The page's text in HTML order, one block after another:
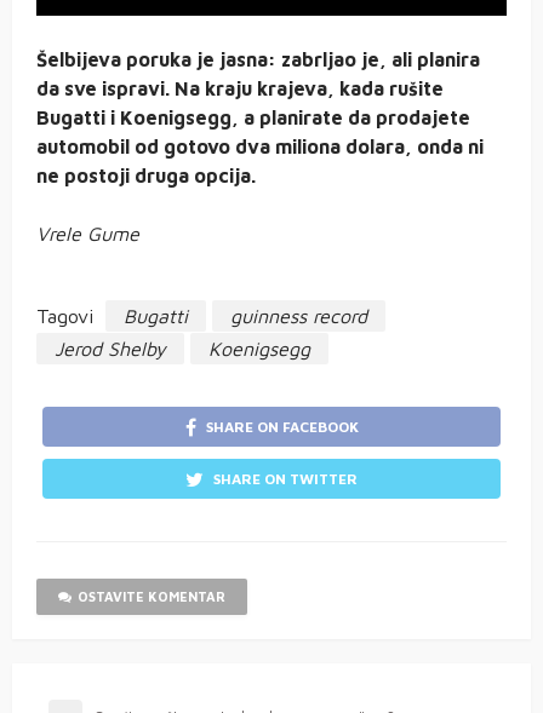
Šelbijeva poruka je jasna: zabrljao je, ali planira
da sve ispravi. Na kraju krajeva, kada rušite
Bugatti i Koenigsegg, a planirate da prodajete
automobil od gotovo dva miliona dolara, onda ni
ne postoji druga opcija.
Vrele Gume
Tagovi Bugatti
guinness record
Jerod Shelby
Koenigsegg
SHARE ON FACEBOOK
SHARE ON TWITTER
OSTAVITE KOMENTAR